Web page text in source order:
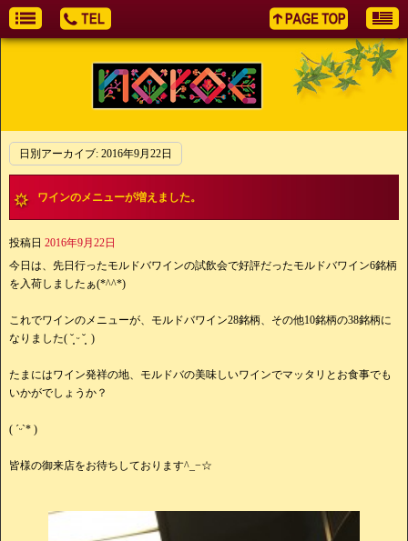
日別アーカイブ: 2016年9月22日
ワインのメニューが増えました。
投稿日 2016年9月22日
今日は、先日行ったモルドバワインの試飲会で好評だったモルドバワイン6銘柄
を入荷しましたぁ(*^^*)
これでワインのメニューが、モルドバワイン28銘柄、その他10銘柄の38銘柄に
なりました( ˘͈ ᵕ ˘͈ )
たまにはワイン発祥の地、モルドバの美味しいワインでマッタリとお食事でも
いかがでしょうか？
( ˊᵕˋ* )
皆様の御来店をお待ちしております^_−☆